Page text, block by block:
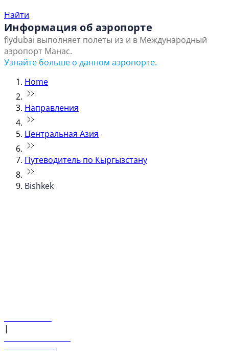
Найти
Информация об аэропорте
flydubai выполняет полеты из и в Международный
аэропорт Манас.
Узнайте больше о данном аэропорте.
Home
Направления
Центральная Азия
Путеводитель по Кыргызстану
Bishkek
|